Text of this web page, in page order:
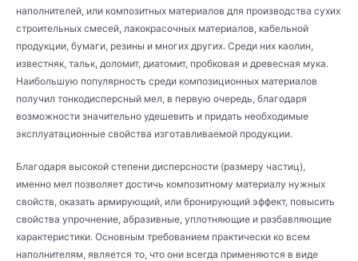
наполнителей, или композитных материалов для производства сухих
строительных смесей, лакокрасочных материалов, кабельной
продукции, бумаги, резины и многих других. Среди них каолин,
известняк, тальк, доломит, диатомит, пробковая и древесная мука.
Наибольшую популярность среди композиционных материалов
получил тонкодисперсный мел, в первую очередь, благодаря
возможности значительно удешевить и придать необходимые
эксплуатационные свойства изготавливаемой продукции.
Благодаря высокой степени дисперсности (размеру частиц),
именно мел позволяет достичь композитному материалу нужных
свойств, оказать армирующий, или бронирующий эффект, повысить
свойства упрочнение, абразивные, уплотняющие и разбавляющие
характеристики. Основным требованием практически ко всем
наполнителям, является то, что они всегда применяются в виде